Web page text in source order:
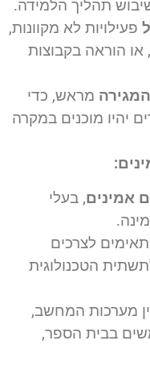
תהליך הלמידה.
פעילויות לא מקוונות,
הוראה בקבוצות
מראש, כדי
יהיו מוכנים במקרה
אמינים, בעלי
לצרכים
הטכנולוגית
מערכות המחשב,
בבית הספר,